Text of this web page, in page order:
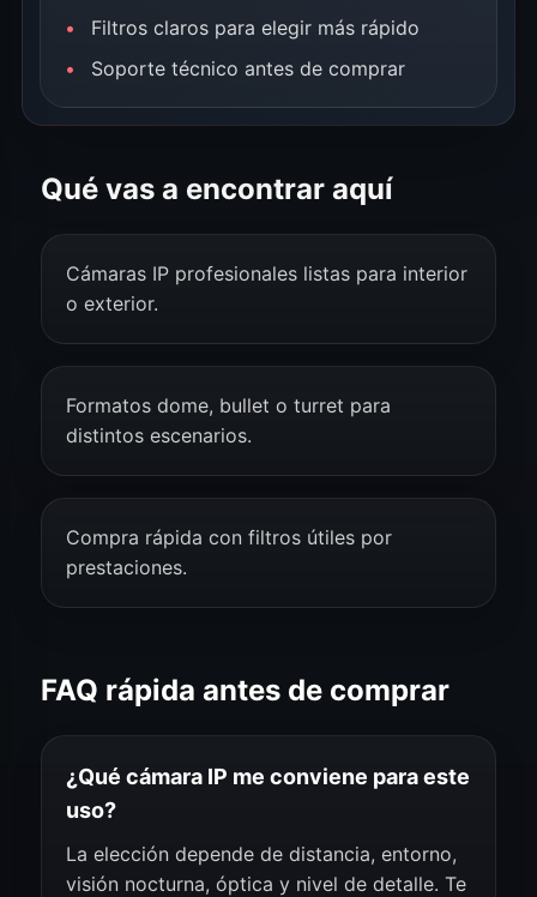
Filtros claros para elegir más rápido
Soporte técnico antes de comprar
Qué vas a encontrar aquí
Cámaras IP profesionales listas para interior
o exterior.
Formatos dome, bullet o turret para
distintos escenarios.
Compra rápida con filtros útiles por
prestaciones.
FAQ rápida antes de comprar
¿Qué cámara IP me conviene para este
uso?
La elección depende de distancia, entorno,
visión nocturna, óptica y nivel de detalle. Te